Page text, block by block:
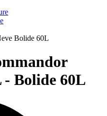
Bolide 60L
- Bolide 60L